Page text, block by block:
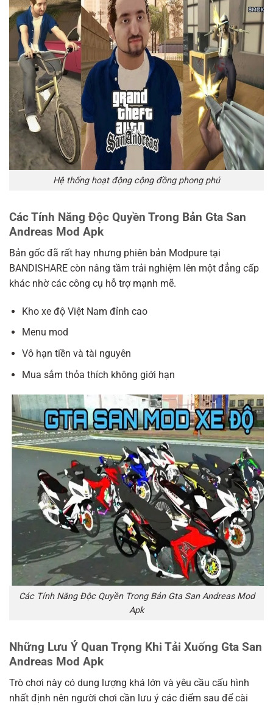
Hệ thống hoạt động cộng đồng phong phú
Các Tính Năng Độc Quyền Trong Bản Gta San
Andreas Mod Apk
Bản gốc đã rất hay nhưng phiên bản Modpure tại
BANDISHARE còn nâng tầm trải nghiệm lên một đẳng cấp
khác nhờ các công cụ hỗ trợ mạnh mẽ.
Kho xe độ Việt Nam đỉnh cao
Menu mod
Vô hạn tiền và tài nguyên
Mua sắm thỏa thích không giới hạn
Các Tính Năng Độc Quyền Trong Bản Gta San Andreas Mod
Apk
Những Lưu Ý Quan Trọng Khi Tải Xuống Gta San
Andreas Mod Apk
Trò chơi này có dung lượng khá lớn và yêu cầu cấu hình
nhất định nên người chơi cần lưu ý các điểm sau để cài